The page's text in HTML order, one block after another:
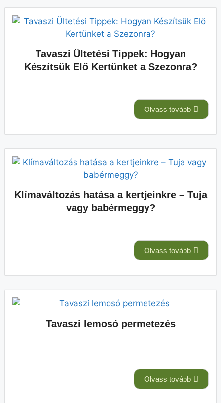
Tavaszi Ültetési Tippek: Hogyan
Készítsük Elő Kertünket a Szezonra?
Olvass tovább
Klímaváltozás hatása a kertjeinkre – Tuja
vagy babérmeggy?
Olvass tovább
Tavaszi lemosó permetezés
Olvass tovább